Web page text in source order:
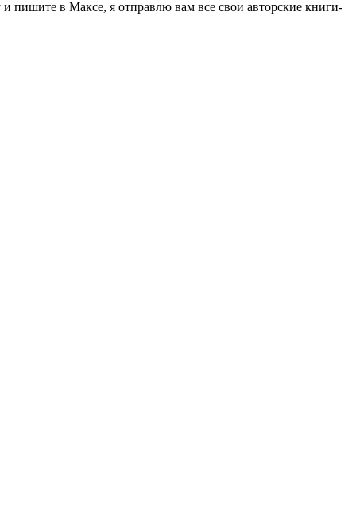
в Максе, я отправлю вам все свои авторские книги-